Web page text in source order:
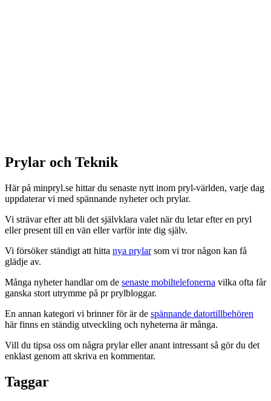
Prylar och Teknik
Här på minpryl.se hittar du senaste nytt inom pryl-världen, varje dag
uppdaterar vi med spännande nyheter och prylar.
Vi strävar efter att bli det självklara valet när du letar efter en pryl
eller present till en vän eller varför inte dig själv.
Vi försöker ständigt att hitta nya prylarsom vi tror någon kan få
glädje av.
Många nyheter handlar om de senaste mobiltelefonerna vilka ofta får
ganska stort utrymme på pr prylbloggar.
En annan kategori vi brinner för är de spännande datortillbehören
här finns en ständig utveckling och nyheterna är många.
Vill du tipsa oss om några prylar eller anant intressant så gör du det
enklast genom att skriva en kommentar.
Taggar